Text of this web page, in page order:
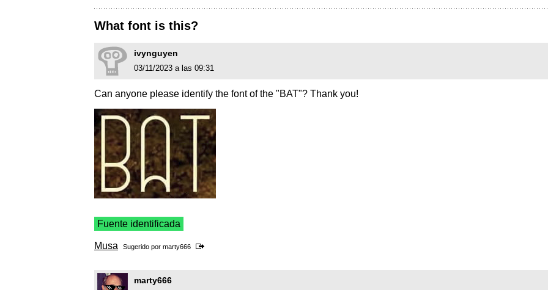
What font is this?
ivynguyen
03/11/2023 a las 09:31
Can anyone please identify the font of the "BAT"? Thank you!
Fuente identificada
Musa Sugerido por marty666
marty666